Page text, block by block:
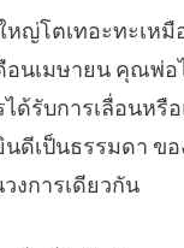
ญ่โตเทอะทะเห
นเมษายน คุณพ่อ
ได้รับการเลื่อนห
นดีเป็นธรรมดา
งการเดียวกัน